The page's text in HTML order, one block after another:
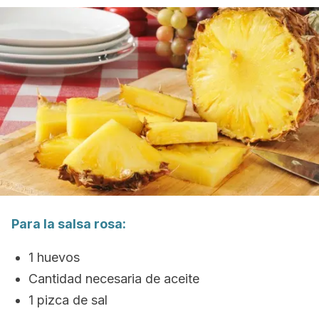
Para la salsa rosa:
1 huevos
Cantidad necesaria de aceite
1 pizca de sal